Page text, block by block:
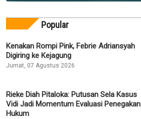
Popular
Kenakan Rompi Pink, Febrie Adriansyah
Digiring ke Kejagung
Jumat, 07 Agustus 2026
Rieke Diah Pitaloka: Putusan Sela Kasus
Vidi Jadi Momentum Evaluasi Penegakan
Hukum